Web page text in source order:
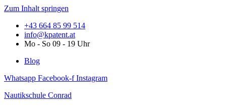
Zum Inhalt springen
+43 664 85 99 514
info@kpatent.at
Mo - So 09 - 19 Uhr
Blog
Whatsapp Facebook-f Instagram
Nautikschule Conrad